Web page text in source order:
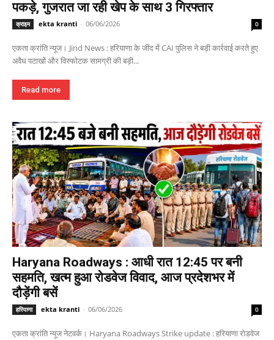
पकड़े, गुजरात जा रही खेप के साथ 3 गिरफ्तार
क्राइम ekta kranti - 06/06/2026 0
एकता क्रांति न्यूज। Jind News : हरियाणा के जींद में CAI पुलिस ने बड़ी कार्रवाई करते हुए
अवैध पटाखों और विस्फोटक सामग्री की बड़ी...
Read more
Haryana Roadways : आधी रात 12:45 पर बनी
सहमति, खत्म हुआ रोडवेज विवाद, आज प्रदेशभर में
दौड़ेंगी बसें
हरियाणा ekta kranti - 06/06/2026 0
एकता क्रांति न्यूज नेटवर्क। Haryana Roadways Strike update : हरियाणा रोडवेज